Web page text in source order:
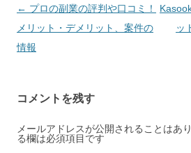
投
稿
ナ
ー
シ
ョ
← プロの副業の評判や口コミ！
メリット・デメリット、案件の
情報
ッ
コメントを残す
メールアドレスが公開されることはあり
る欄は必須項目です